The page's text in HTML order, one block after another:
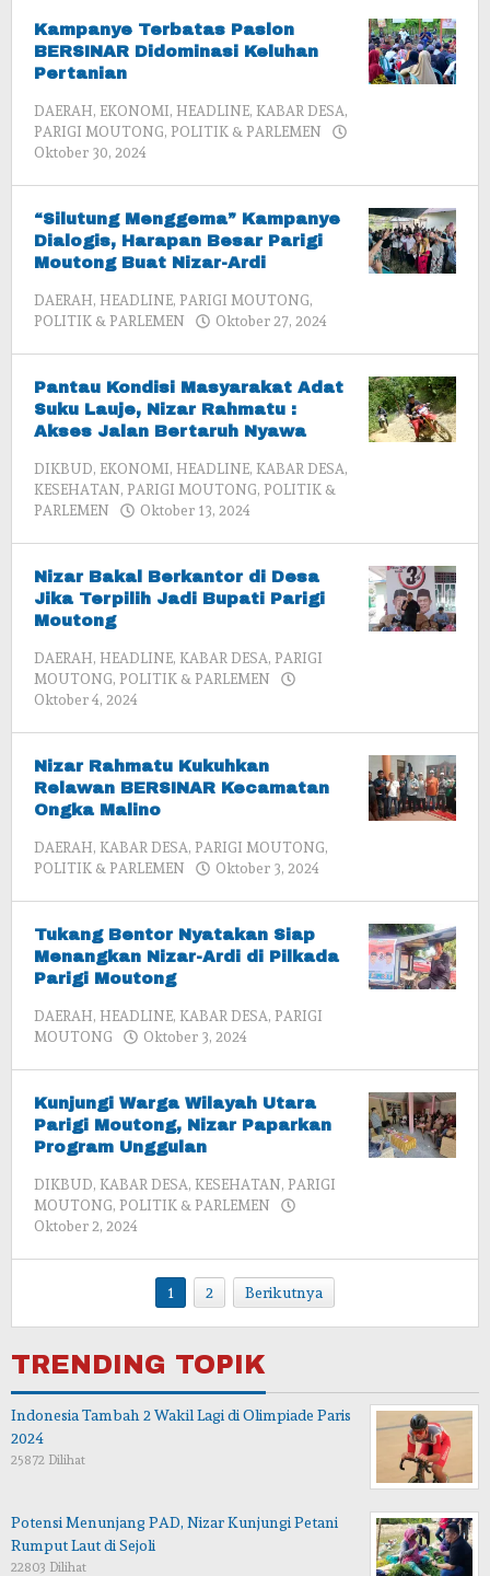
Kampanye Terbatas Paslon
BERSINAR Didominasi Keluhan
Pertanian
DAERAH, EKONOMI, HEADLINE, KABAR DESA,
PARIGI MOUTONG, POLITIK & PARLEMEN
Oktober 30, 2024
“Silutung Menggema” Kampanye
Dialogis, Harapan Besar Parigi
Moutong Buat Nizar-Ardi
DAERAH, HEADLINE, PARIGI MOUTONG,
POLITIK & PARLEMEN
Oktober 27, 2024
Pantau Kondisi Masyarakat Adat
Suku Lauje, Nizar Rahmatu :
Akses Jalan Bertaruh Nyawa
DIKBUD, EKONOMI, HEADLINE, KABAR DESA,
KESEHATAN, PARIGI MOUTONG, POLITIK &
PARLEMEN
Oktober 13, 2024
Nizar Bakal Berkantor di Desa
Jika Terpilih Jadi Bupati Parigi
Moutong
DAERAH, HEADLINE, KABAR DESA, PARIGI
MOUTONG, POLITIK & PARLEMEN
Oktober 4, 2024
Nizar Rahmatu Kukuhkan
Relawan BERSINAR Kecamatan
Ongka Malino
DAERAH, KABAR DESA, PARIGI MOUTONG,
POLITIK & PARLEMEN
Oktober 3, 2024
Tukang Bentor Nyatakan Siap
Menangkan Nizar-Ardi di Pilkada
Parigi Moutong
DAERAH, HEADLINE, KABAR DESA, PARIGI
MOUTONG
Oktober 3, 2024
Kunjungi Warga Wilayah Utara
Parigi Moutong, Nizar Paparkan
Program Unggulan
DIKBUD, KABAR DESA, KESEHATAN, PARIGI
MOUTONG, POLITIK & PARLEMEN
Oktober 2, 2024
1 2 Berikutnya
TRENDING TOPIK
Indonesia Tambah 2 Wakil Lagi di Olimpiade Paris
2024
25872 Dilihat
Potensi Menunjang PAD, Nizar Kunjungi Petani
Rumput Laut di Sejoli
22803 Dilihat